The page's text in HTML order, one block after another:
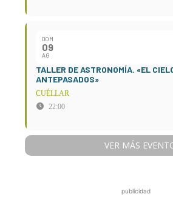
DOM
09
AG
TALLER DE ASTRONOMÍA. «EL
ANTEPASADOS»
CUÉLLAR
22:00
VER MÁS
publicidad